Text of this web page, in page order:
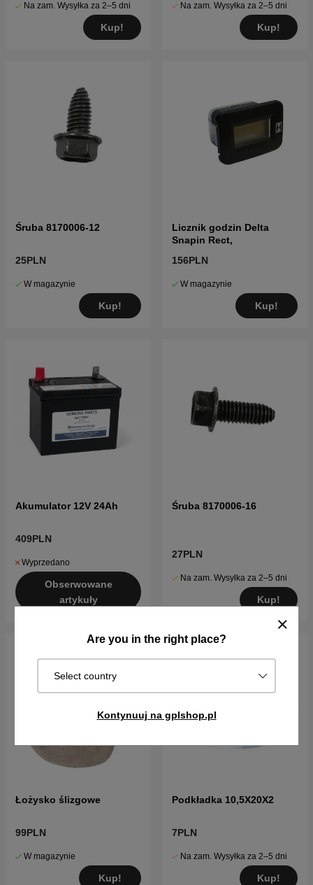
Are you in the right place?
Select country
Kontynuuj na gplshop.pl
Na zam. Wysyłka za 2–5 dni
Kup!
Na zam. Wysyłka za 2–5 dni
Kup!
Śruba 8170006-12
25PLN
W magazynie
Kup!
Licznik godzin Delta
Snapin Rect,
156PLN
W magazynie
Kup!
Akumulator 12V 24Ah
409PLN
Wyprzedano
Obserwowane
artykuły
Śruba 8170006-16
27PLN
Na zam. Wysyłka za 2–5 dni
Kup!
Łożysko ślizgowe
99PLN
W magazynie
Kup!
Podkładka 10,5X20X2
7PLN
Na zam. Wysyłka za 2–5 dni
Kup!